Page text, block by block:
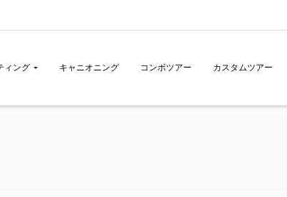
ィング キャニオニング コンボツアー カスタムツアー